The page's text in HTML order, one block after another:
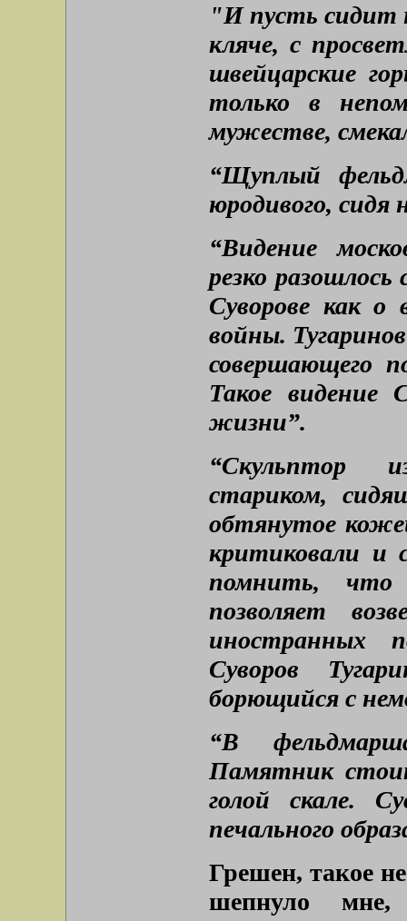
"И пусть сидит
кляче, с
швейцарские
только в
мужестве,
“Щуплый
юродивого,
“Видение
резко
Суворове как о
войны.
совершающего
Такое видение
жизни”.
“Скульптор
стариком,
обтянутое
критиковали и
помнить, что
позволяет
иностранных
Суворов
борющийся с
“В
Памятник
голой скале.
печального
Грешен, такое
шепнуло